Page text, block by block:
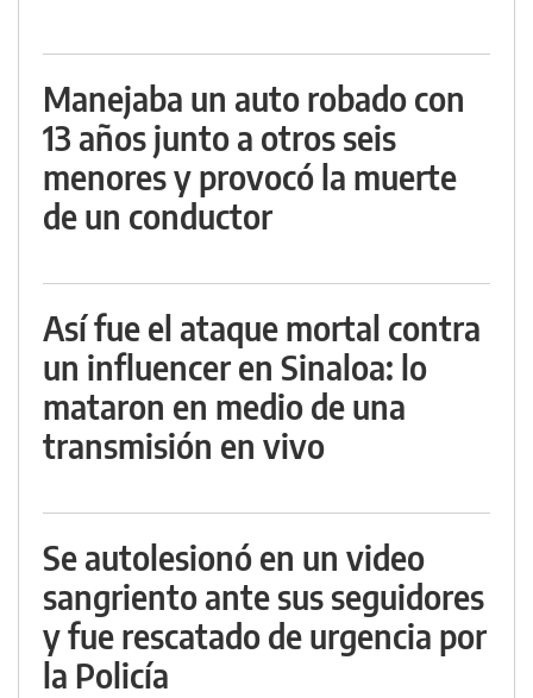
Manejaba un auto robado con
13 años junto a otros seis
menores y provocó la muerte
de un conductor
Así fue el ataque mortal contra
un influencer en Sinaloa: lo
mataron en medio de una
transmisión en vivo
Se autolesionó en un video
sangriento ante sus seguidores
y fue rescatado de urgencia por
la Policía